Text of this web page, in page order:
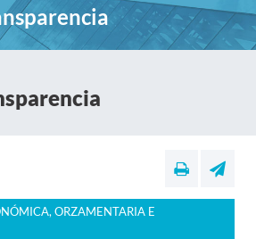
ORZAMENTARIA E